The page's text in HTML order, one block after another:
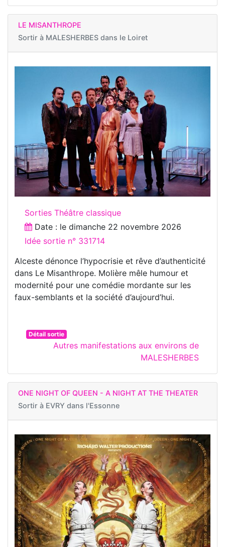
LE MISANTHROPE
Sortir à MALESHERBES dans le Loiret
Sorties Théâtre classique
Date : le dimanche 22 novembre 2026
Idée sortie n° 331714
Alceste dénonce l’hypocrisie et rêve d’authenticité
dans Le Misanthrope. Molière mêle humour et
modernité pour une comédie mordante sur les
faux-semblants et la société d’aujourd’hui.
Détail sortie
Autres manifestations aux environs de
MALESHERBES
ONE NIGHT OF QUEEN - A NIGHT AT THE THEATER
Sortir à EVRY dans l'Essonne